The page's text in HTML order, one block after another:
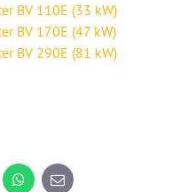
BV 110E (33 kW)
BV 170E (47 kW)
BV 290E (81 kW)
WhatsApp
E-